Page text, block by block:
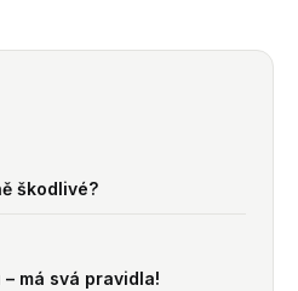
škodlivé?
má svá pravidla!